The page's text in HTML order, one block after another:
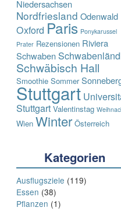
Niedersachsen
Nordfriesland Odenwald
Oxford Paris Ponykarussel
Prater Rezensionen Riviera
Schwaben
Schwäbisch Hall
Smoothie Sommer
Stuttgart
Stuttgart Valentinstag
Wien Winter Österreich
Kategorien
Ausflugsziele (119)
Essen (38)
Pflanzen (1)